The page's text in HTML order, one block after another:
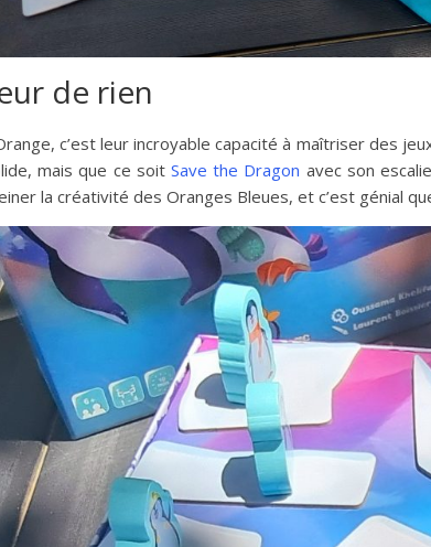
de rien
c’est leur incroyable capacité à maîtriser des
mais que ce soit Save the Dragon avec son
la créativité des Oranges Bleues, et c’est génial